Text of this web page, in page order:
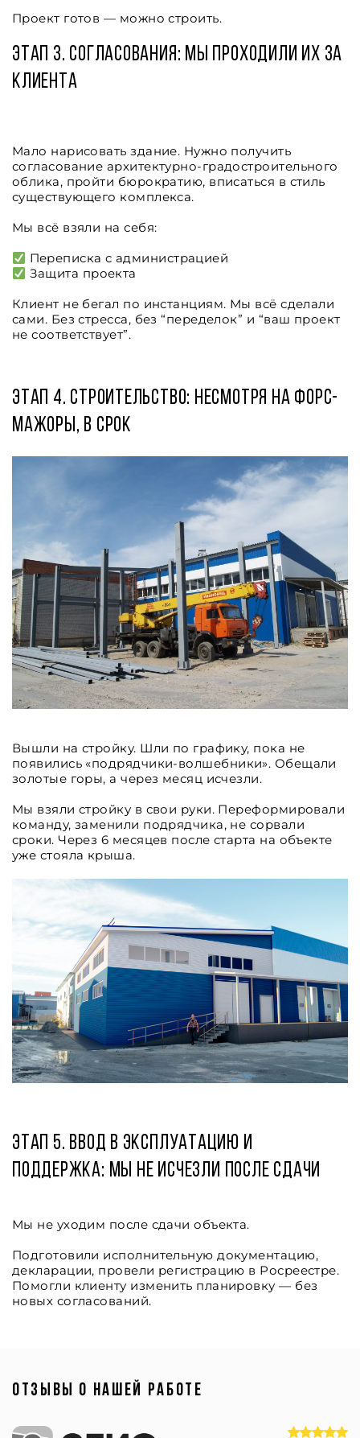
Проект готов — можно строить.
Этап 3. Согласования: мы проходили их за
клиента
Мало нарисовать здание. Нужно получить
согласование архитектурно-градостроительного
облика, пройти бюрократию, вписаться в стиль
существующего комплекса.
Мы всё взяли на себя:
Переписка с администрацией
Защита проекта
Клиент не бегал по инстанциям. Мы всё сделали
сами. Без стресса, без “переделок” и “ваш проект
не соответствует”.
Этап 4. Строительство: несмотря на форс-
мажоры, в срок
Вышли на стройку. Шли по графику, пока не
появились «подрядчики-волшебники». Обещали
золотые горы, а через месяц исчезли.
Мы взяли стройку в свои руки. Переформировали
команду, заменили подрядчика, не сорвали
сроки. Через 6 месяцев после старта на объекте
уже стояла крыша.
Этап 5. Ввод в эксплуатацию и
поддержка: мы не исчезли после сдачи
Мы не уходим после сдачи объекта.
Подготовили исполнительную документацию,
декларации, провели регистрацию в Росреестре.
Помогли клиенту изменить планировку — без
новых согласований.
ОТЗЫВЫ О НАШЕЙ РАБОТЕ